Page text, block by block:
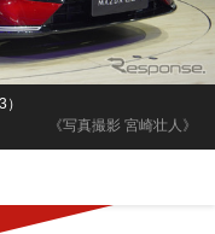
《写真撮影 宮崎壮人》